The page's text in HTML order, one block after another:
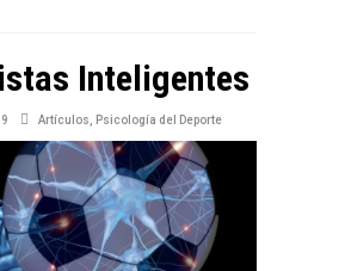
Inteligentes
Artículos Psicología del Deporte